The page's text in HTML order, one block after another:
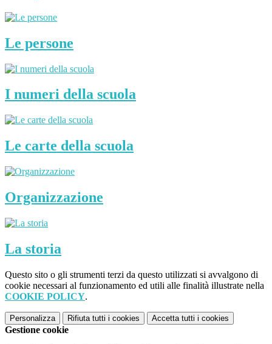
Le persone
I numeri della scuola
Le carte della scuola
Organizzazione
La storia
Questo sito o gli strumenti terzi da questo utilizzati si avvalgono di
cookie necessari al funzionamento ed utili alle finalità illustrate nella
COOKIE POLICY.
Personalizza Rifiuta tutti i cookies Accetta tutti i cookies
Gestione cookie